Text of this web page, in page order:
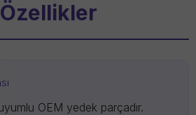
Özellikler
OEM yedek parçadır.